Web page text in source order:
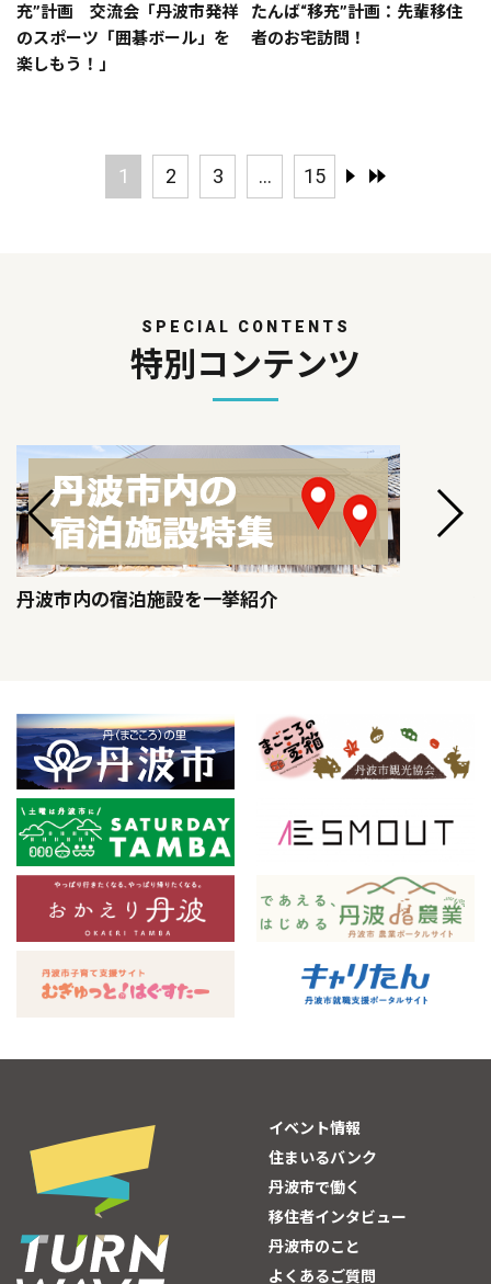
充”計画 交流会「丹波市発祥
のスポーツ「囲碁ボール」を
楽しもう！」
たんば“移充”計画：先輩移住
者のお宅訪問！
1 2 3 ... 15
SPECIAL CONTENTS
特別コンテンツ
丹波市内の宿泊施設を一挙紹介
イベント情報
住まいるバンク
丹波市で働く
移住者インタビュー
丹波市のこと
よくあるご質問